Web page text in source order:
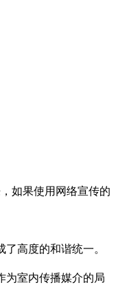
如果使用网络宣传的
高度的和谐统一。
为室内传播媒介的局